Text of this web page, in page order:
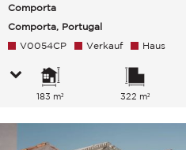
Comporta
Comporta, Portugal
V0054CP Verkauf Haus
183 m² 322 m²